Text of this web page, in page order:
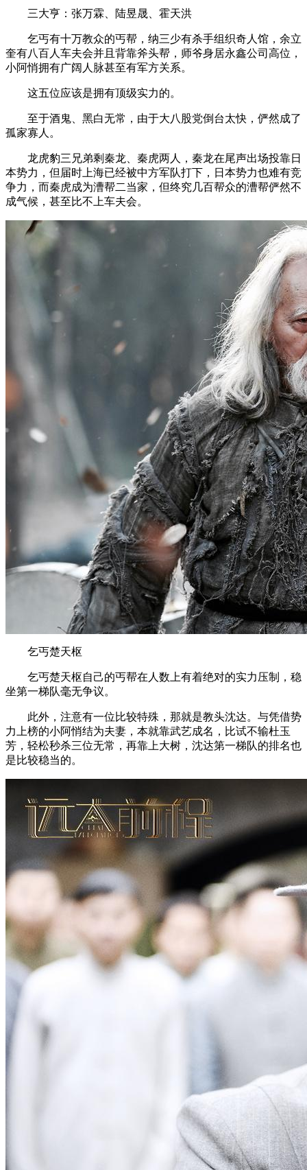
三大亨：张万霖、陆昱晟、霍天洪
乞丐有十万教众的丐帮，纳三少有杀手组织奇人馆，余立
奎有八百人车夫会并且背靠斧头帮，师爷身居永鑫公司高位，
小阿悄拥有广阔人脉甚至有军方关系。
这五位应该是拥有顶级实力的。
至于酒鬼、黑白无常，由于大八股党倒台太快，俨然成了
孤家寡人。
龙虎豹三兄弟剩秦龙、秦虎两人，秦龙在尾声出场投靠日
本势力，但届时上海已经被中方军队打下，日本势力也难有竞
争力，而秦虎成为漕帮二当家，但终究几百帮众的漕帮俨然不
成气候，甚至比不上车夫会。
乞丐楚天枢
乞丐楚天枢自己的丐帮在人数上有着绝对的实力压制，稳
坐第一梯队毫无争议。
此外，注意有一位比较特殊，那就是教头沈达。与凭借势
力上榜的小阿悄结为夫妻，本就靠武艺成名，比试不输杜玉
芳，轻松秒杀三位无常，再靠上大树，沈达第一梯队的排名也
是比较稳当的。